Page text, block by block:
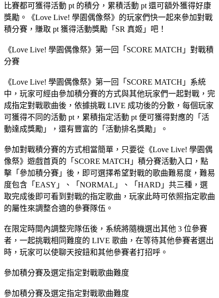
比賽都可獲得活動 pt 的積分，累積活動 pt 還可額外獲得好康
獎勵。《Love Live! 學園偶像祭》的玩家們快一起來參加對戰
積分賽，賺取 pt 獲得活動獎勵「SR 真姬」吧！
《Love Live! 學園偶像祭》第一回「SCORE MATCH」對戰積
分賽
《Love Live! 學園偶像祭》第一回「SCORE MATCH」系統
中，玩家可經由參加積分賽的方式與其他玩家們一起對戰，完
成指定對戰歌曲後，依據挑戰 LIVE 成功後的分數，每個玩家
可獲得不同的活動 pt，累積指定活動 pt 便可獲得對應的「活
動達成獎勵」，還有豐富的「活動排名獎勵」。
參加對戰積分賽的方式相當簡單，只要從《Love Live! 學園偶
像祭》遊戲首頁的「SCORE MATCH」積分賽活動入口，點
擊「參加積分賽」後，即可選擇希望對戰的歌曲難易度，難易
度包含「EASY」、「NORMAL」、「HARD」共三種，選
取完成後即可看到對戰的指定歌曲，玩家此時可依照指定歌曲
的屬性來調整合適的參賽隊伍。
在限定時間內調整完隊伍後，系統將隨機選出其他 3 位參賽
者，一起挑戰相同難度的 LIVE 歌曲，在等待其他參賽者選出
時，玩家可以使聊天按鈕和其他參賽者打招呼。
參加積分賽及選定指定對戰歌曲難度
參加積分賽及選定指定對戰歌曲難度